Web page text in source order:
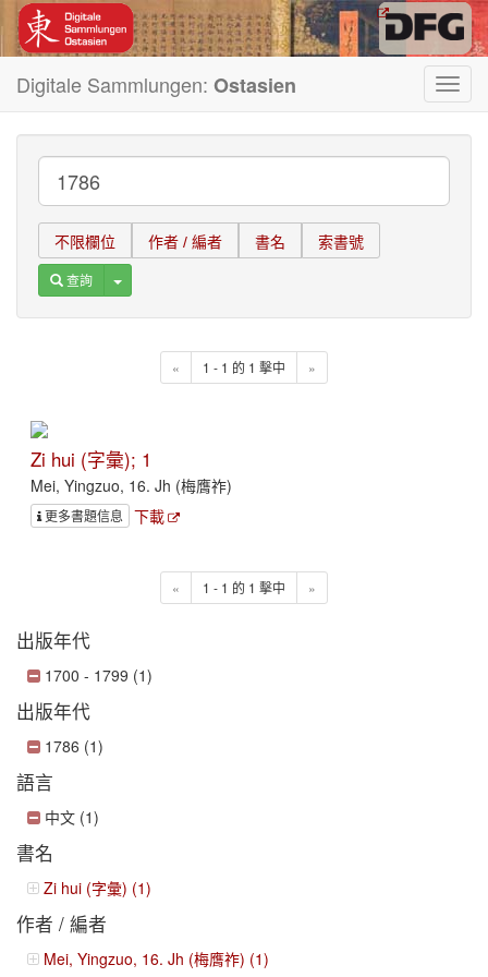
Digitale Sammlungen: Ostasien
不限欄位 作者 / 編者 書名 索書號
查詢 Toggle Dropdown
« 1 - 1 的 1 擊中 »
Zi hui (字彙); 1
Mei, Yingzuo, 16. Jh (梅膺祚)
更多書題信息 下載
« 1 - 1 的 1 擊中 »
出版年代
1700 - 1799 (1)
出版年代
1786 (1)
語言
中文 (1)
書名
Zi hui (字彙) (1)
作者 / 編者
Mei, Yingzuo, 16. Jh (梅膺祚) (1)